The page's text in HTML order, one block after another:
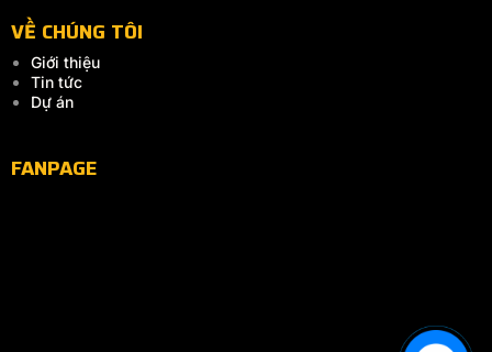
VỀ CHÚNG TÔI
Giới thiệu
Tin tức
Dự án
FANPAGE